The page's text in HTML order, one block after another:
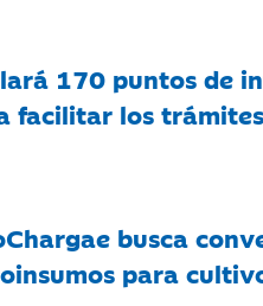
170 puntos de
facilitar los
busca
para